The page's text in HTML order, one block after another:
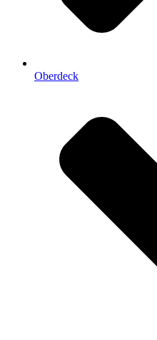
Oberdeck